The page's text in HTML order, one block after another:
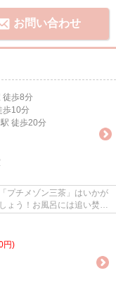
お問い合わせ
徒歩8分
歩10分
駅 徒歩20分
プチメゾン三茶」はいかが
ょう！お風呂には追い焚き
円)